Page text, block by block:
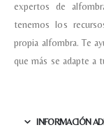
expertos de
tenemos los
propia alfombra. Te
que más se adapte a
INFORMACIÓN